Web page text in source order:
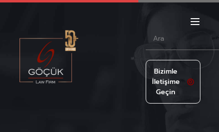
Bizimle
İletişime
Geçin